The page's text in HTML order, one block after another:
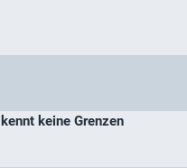
keine Grenzen